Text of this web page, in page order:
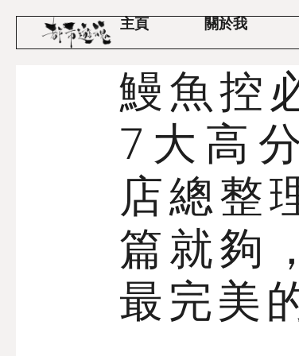
主頁 關於我
鰻魚控
7大高
店總整
篇就夠
最完美